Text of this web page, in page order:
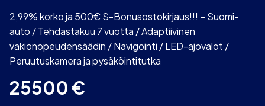
2,99% korko ja 500€ S-Bonusostokirjaus!!! – Suomi-
auto / Tehdastakuu 7 vuotta / Adaptiivinen
vakionopeudensäädin / Navigointi / LED-ajovalot /
Peruutuskamera ja pysäköintitutka
25500€